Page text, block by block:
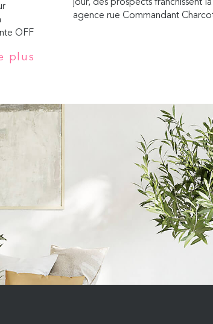
OFF
plus
jour, des prospects franchissent
agence rue Commandant